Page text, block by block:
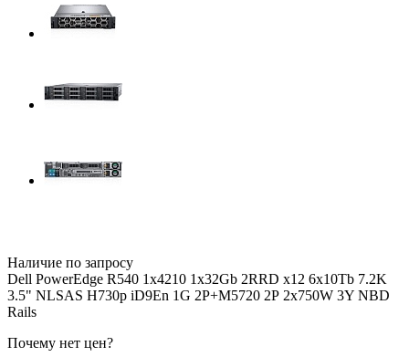
Наличие по запросу
Dell PowerEdge R540 1x4210 1x32Gb 2RRD x12 6x10Tb 7.2K
3.5" NLSAS H730p iD9En 1G 2P+M5720 2Р 2x750W 3Y NBD
Rails
Почему нет цен?